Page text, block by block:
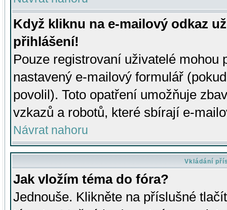
Když kliknu na e-mailový odkaz
přihlášení!
Pouze registrovaní uživatelé mohou
nastavený e-mailový formulář
povolil). Toto opatření umožňuje
vzkazů a robotů, které sbírají e-
Návrat nahoru
Vkládání
Jak vložím téma do fóra?
Jednouše. Klikněte na příslušné